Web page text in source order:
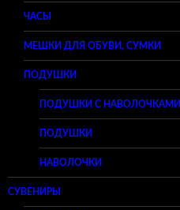
ЧАСЫ
МЕШКИ ДЛЯ ОБУВИ, СУМКИ
ПОДУШКИ
ПОДУШКИ С НАВОЛОЧКАМИ
ПОДУШКИ
НАВОЛОЧКИ
СУВЕНИРЫ